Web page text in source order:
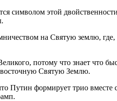
символом этой
на Святую землю,
потому что знает что
Святую Землю.
Путин формирует трио